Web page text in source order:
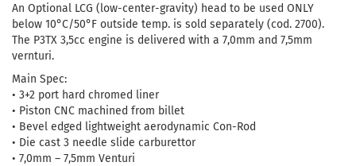
An Optional LCG (low-center-gravity) head to be used ONLY
below 10°C/50°F outside temp. is sold separately (cod. 2700).
The P3TX 3,5cc engine is delivered with a 7,0mm and 7,5mm
vernturi.
Main Spec:
• 3+2 port hard chromed liner
• Piston CNC machined from billet
• Bevel edged lightweight aerodynamic Con-Rod
• Die cast 3 needle slide carburettor
• 7,0mm – 7,5mm Venturi